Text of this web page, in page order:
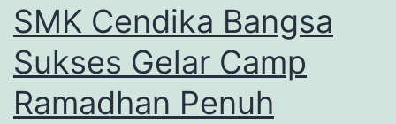
SMK Cendika Bangsa
Sukses Gelar Camp
Ramadhan Penuh